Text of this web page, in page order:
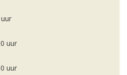
uur
uur